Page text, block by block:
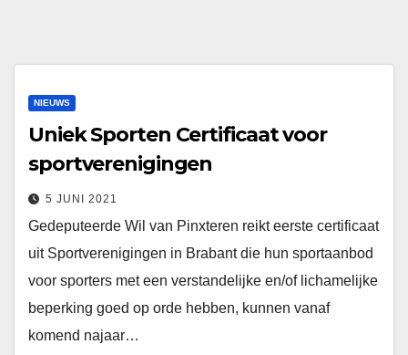
NIEUWS
Uniek Sporten Certificaat voor
sportverenigingen
5 JUNI 2021
Gedeputeerde Wil van Pinxteren reikt eerste certificaat
uit Sportverenigingen in Brabant die hun sportaanbod
voor sporters met een verstandelijke en/of lichamelijke
beperking goed op orde hebben, kunnen vanaf
komend najaar…